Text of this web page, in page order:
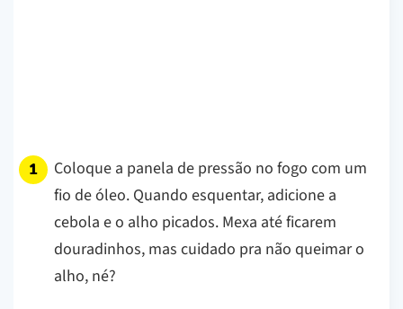
Coloque a panela de pressão no fogo com um
fio de óleo. Quando esquentar, adicione a
cebola e o alho picados. Mexa até ficarem
douradinhos, mas cuidado pra não queimar o
alho, né?